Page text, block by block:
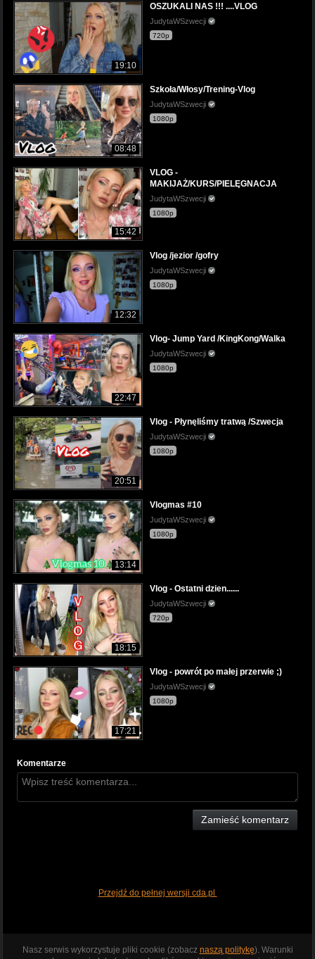
19:10
OSZUKALI NAS !!! ....VLOG
JudytaWSzwecji
720p
08:48
Szkoła/Włosy/Trening-Vlog
JudytaWSzwecji
1080p
15:42
VLOG -
MAKIJAŻ/KURS/PIELĘGNACJA
JudytaWSzwecji
1080p
12:32
Vlog /jezior /gofry
JudytaWSzwecji
1080p
22:47
Vlog- Jump Yard /KingKong/Walka
JudytaWSzwecji
1080p
20:51
Vlog - Płynęliśmy tratwą /Szwecja
JudytaWSzwecji
1080p
13:14
Vlogmas #10
JudytaWSzwecji
1080p
18:15
Vlog - Ostatni dzien......
JudytaWSzwecji
720p
17:21
Vlog - powrót po małej przerwie ;)
JudytaWSzwecji
1080p
Komentarze
Zamieść komentarz
Przejdź do pełnej wersji cda.pl
Nasz serwis wykorzystuje pliki cookie (zobacz naszą politykę). Warunki